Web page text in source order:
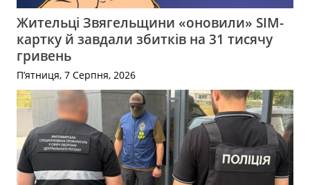
Жительці Звягельщини «оновили» SIM-
картку й завдали збитків на 31 тисячу
гривень
П’ятниця, 7 Серпня, 2026